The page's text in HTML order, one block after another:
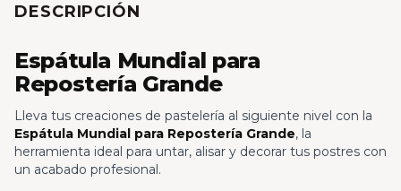
DESCRIPCIÓN
Espátula Mundial para
Repostería Grande
Lleva tus creaciones de pastelería al siguiente nivel con la
Espátula Mundial para Repostería Grande, la
herramienta ideal para untar, alisar y decorar tus postres con
un acabado profesional.